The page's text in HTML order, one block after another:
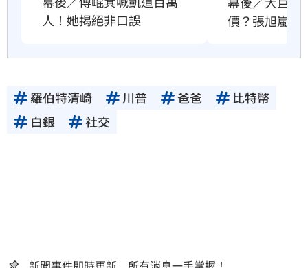
人！她揭絕非口誤
價？張旭嵐這
羅伯特清崎 川普 爸爸
比特幣
白銀
社交